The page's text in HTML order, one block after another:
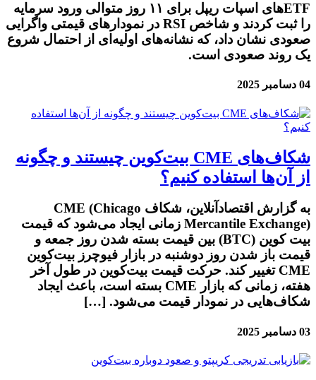
ETFهای اسپات ریپل برای ۱۱ روز متوالی ورود سرمایه
را ثبت کردند و شاخص RSI در نمودارهای قیمتی واگرایی
صعودی نشان داد، که نشانه‌های اولیه‌ای از احتمال شروع
یک روند صعودی است.
04 دسامبر 2025
شکاف‌های CME بیت‌کوین چیستند و چگونه
از آن‌ها استفاده کنیم؟
به گزارش اقتصادآنلاین، شکاف CME (Chicago
Mercantile Exchange) زمانی ایجاد می‌شود که قیمت
بیت کوین (BTC) بین قیمت بسته شدن روز جمعه و
قیمت باز شدن روز دوشنبه در بازار فیوچرز بیت‌کوین
CME تغییر کند. حرکت قیمت بیت‌کوین در طول آخر
هفته، زمانی که بازار CME بسته است، باعث ایجاد
شکاف‌هایی در نمودار قیمت می‌شود. […]
03 دسامبر 2025